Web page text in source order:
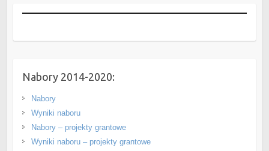
Nabory 2014-2020:
Nabory
Wyniki naboru
Nabory – projekty grantowe
Wyniki naboru – projekty grantowe